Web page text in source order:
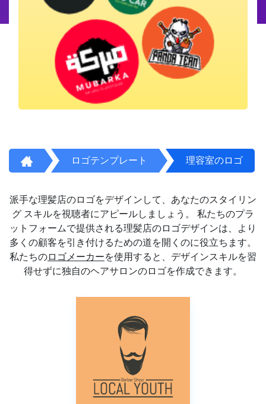
ロゴテンプレート 理容室のロゴ
派手な理髪店のロゴをデザインして、あなたのスタイリン
グ スキルを視聴者にアピールしましょう。 私たちのプラ
ットフォームで提供される理髪店のロゴデザインは、より
多くの顧客を引き付けるための道を開くのに役立ちます。
私たちのロゴメーカーを使用すると、デザインスキルを習
得せずに独自のヘアサロンのロゴを作成できます。